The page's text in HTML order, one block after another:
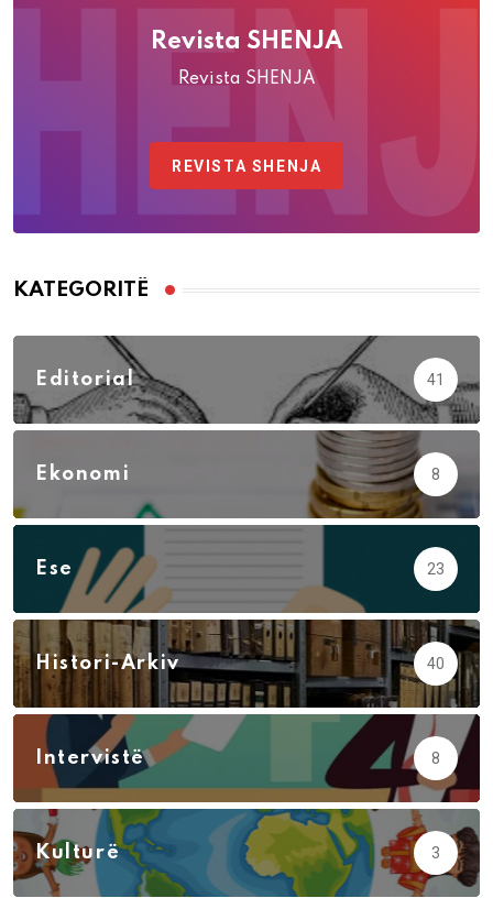
Revista SHENJA
Revista SHENJA
REVISTA SHENJA
KATEGORITË
Editorial 41
Ekonomi 8
Ese 23
Histori-Arkiv 40
Intervistë 8
Kulturë 3